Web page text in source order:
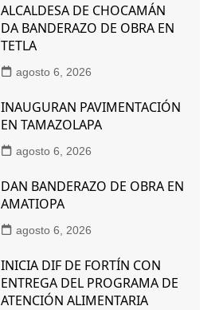
ALCALDESA DE CHOCAMÁN
DA BANDERAZO DE OBRA EN
TETLA
agosto 6, 2026
INAUGURAN PAVIMENTACIÓN
EN TAMAZOLAPA
agosto 6, 2026
DAN BANDERAZO DE OBRA EN
AMATIOPA
agosto 6, 2026
INICIA DIF DE FORTÍN CON
ENTREGA DEL PROGRAMA DE
ATENCIÓN ALIMENTARIA